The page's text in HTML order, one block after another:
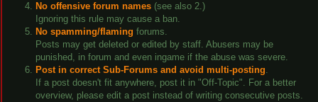
No offensive forum names (see also 2.)
Ignoring this rule may cause a ban.
No spamming/flaming forums.
Posts may get deleted or edited by staff. Abusers may be
punished, in forum and even ingame if the abuse was severe.
Post in correct Sub-Forums and avoid multi-posting.
If a post doesn't fit anywhere, post it in "Off-Topic". For a better
overview, please edit a post instead of writing consecutive posts.